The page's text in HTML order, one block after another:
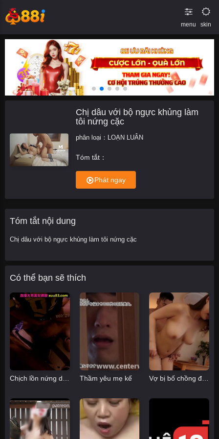
menu skin
Chị dâu với bộ ngực khủng làm
tôi nứng cặc
phân loại： LOẠN LUÂN
Tóm tắt：
Phát ngay
Tóm tắt nội dung
Chị dâu với bộ ngực khủng làm tôi nứng cặc
Có thể bạn sẽ thích
Chịch lồn nứng dâm khiêu gợi Thầm yêu mẹ kế Vợ bị bố chồng đóng đinh